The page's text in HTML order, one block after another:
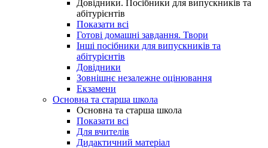
Довідники. Посібники для випускників та
абітурієнтів
Показати всі
Готові домашні завдання. Твори
Інші посібники для випускників та
абітурієнтів
Довідники
Зовнішнє незалежне оцінювання
Екзамени
Основна та старша школа
Основна та старша школа
Показати всі
Для вчителів
Дидактичний матеріал